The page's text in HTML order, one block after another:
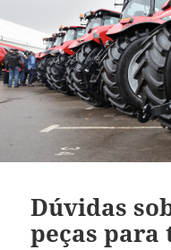
Dúvidas
peças